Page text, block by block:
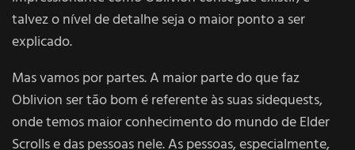
talvez o nível de detalhe seja o maior ponto a ser
explicado.
Mas vamos por partes. A maior parte do que faz
Oblivion ser tão bom é referente às suas sidequests,
onde temos maior conhecimento do mundo de Elder
Scrolls e das pessoas nele. As pessoas, especialmente,